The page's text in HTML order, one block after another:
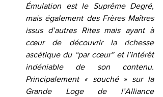
Émulation est le Suprême Degré,
mais également des Frères Maîtres
issus d’autres Rites mais ayant à
cœur de découvrir la richesse
ascétique du “par cœur” et l’intérêt
indéniable de son contenu.
Principalement « souché » sur la
Grande Loge de l’Alliance